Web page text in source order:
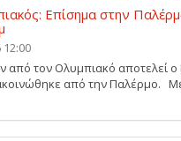
Επίσημα στην
από τον Ολυμπιακό αποτελεί ο
από την Παλέρμο.